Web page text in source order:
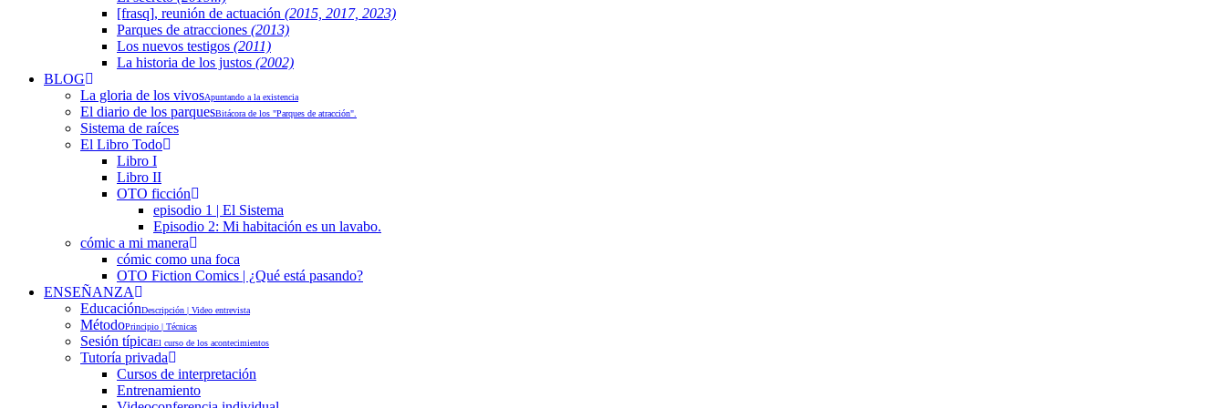
[frasq], reunión de actuación (2015, 2017, 2023)
Parques de atracciones (2013)
Los nuevos testigos (2011)
La historia de los justos (2002)
BLOG
La gloria de los vivosApuntando a la existencia
El diario de los parquesBitácora de los "Parques de atracción".
Sistema de raíces
El Libro Todo
Libro I
Libro II
OTO ficción
episodio 1 | El Sistema
Episodio 2: Mi habitación es un lavabo.
cómic a mi manera
cómic como una foca
OTO Fiction Comics | ¿Qué está pasando?
ENSEÑANZA
EducaciónDescripción | Video entrevista
MétodoPrincipio | Técnicas
Sesión típicaEl curso de los acontecimientos
Tutoría privada
Cursos de interpretación
Entrenamiento